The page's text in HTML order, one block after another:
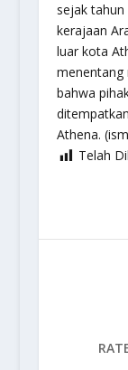
sejak
kerajaan
luar kota
menentang
bahwa
Athena.
Telah